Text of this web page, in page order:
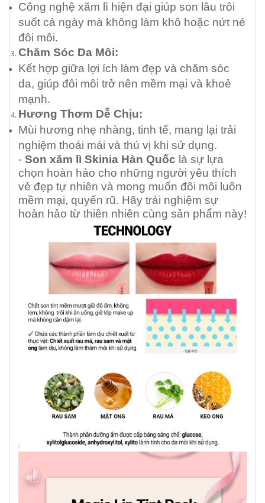
Công nghệ xăm lì hiện đại giúp son lâu trôi
suốt cả ngày mà không làm khô hoặc nứt nẻ
đôi môi.
Chăm Sóc Da Môi:
Kết hợp giữa lợi ích làm đẹp và chăm sóc
da, giúp đôi môi trở nên mềm mại và khoẻ
mạnh.
Hương Thơm Dễ Chịu:
Mùi hương nhẹ nhàng, tinh tế, mang lại trải
nghiệm thoải mái và thú vị khi sử dụng.
- Son xăm lì Skinia Hàn Quốc là sự lựa
chọn hoàn hảo cho những người yêu thích
vẻ đẹp tự nhiên và mong muốn đôi môi luôn
mềm mại, quyến rũ. Hãy trải nghiệm sự
hoàn hảo từ thiên nhiên cùng sản phẩm này!